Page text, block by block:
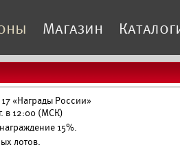
Магазин
«Награды России»
в 12:00 (МСК)
15%.
лотов.